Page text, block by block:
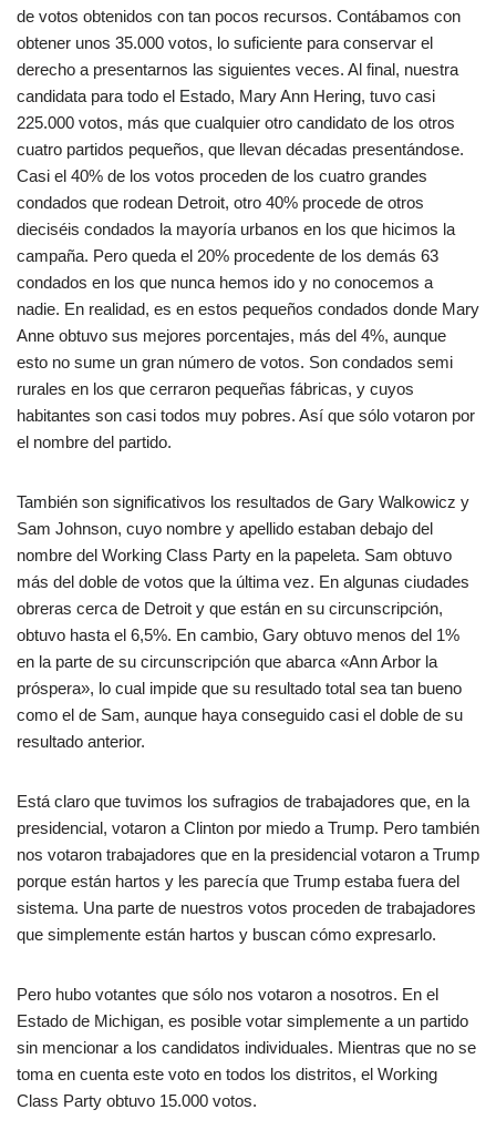
de votos obtenidos con tan pocos recursos. Contábamos con
obtener unos 35.000 votos, lo suficiente para conservar el
derecho a presentarnos las siguientes veces. Al final, nuestra
candidata para todo el Estado, Mary Ann Hering, tuvo casi
225.000 votos, más que cualquier otro candidato de los otros
cuatro partidos pequeños, que llevan décadas presentándose.
Casi el 40% de los votos proceden de los cuatro grandes
condados que rodean Detroit, otro 40% procede de otros
dieciséis condados la mayoría urbanos en los que hicimos la
campaña. Pero queda el 20% procedente de los demás 63
condados en los que nunca hemos ido y no conocemos a
nadie. En realidad, es en estos pequeños condados donde Mary
Anne obtuvo sus mejores porcentajes, más del 4%, aunque
esto no sume un gran número de votos. Son condados semi
rurales en los que cerraron pequeñas fábricas, y cuyos
habitantes son casi todos muy pobres. Así que sólo votaron por
el nombre del partido.
También son significativos los resultados de Gary Walkowicz y
Sam Johnson, cuyo nombre y apellido estaban debajo del
nombre del Working Class Party en la papeleta. Sam obtuvo
más del doble de votos que la última vez. En algunas ciudades
obreras cerca de Detroit y que están en su circunscripción,
obtuvo hasta el 6,5%. En cambio, Gary obtuvo menos del 1%
en la parte de su circunscripción que abarca «Ann Arbor la
próspera», lo cual impide que su resultado total sea tan bueno
como el de Sam, aunque haya conseguido casi el doble de su
resultado anterior.
Está claro que tuvimos los sufragios de trabajadores que, en la
presidencial, votaron a Clinton por miedo a Trump. Pero también
nos votaron trabajadores que en la presidencial votaron a Trump
porque están hartos y les parecía que Trump estaba fuera del
sistema. Una parte de nuestros votos proceden de trabajadores
que simplemente están hartos y buscan cómo expresarlo.
Pero hubo votantes que sólo nos votaron a nosotros. En el
Estado de Michigan, es posible votar simplemente a un partido
sin mencionar a los candidatos individuales. Mientras que no se
toma en cuenta este voto en todos los distritos, el Working
Class Party obtuvo 15.000 votos.